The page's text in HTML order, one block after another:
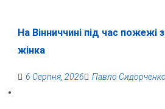
На Вінниччині під час пожежі
жінка
6 Серпня, 2026 Павло Сидорченко